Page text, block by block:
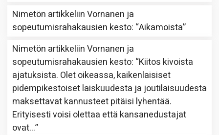
Nimetön artikkeliinVornanen ja
sopeutumisrahakausien kesto: “Aikamoista”
Nimetön artikkeliinVornanen ja
sopeutumisrahakausien kesto: “Kiitos kivoista
ajatuksista. Olet oikeassa, kaikenlaisiset
pidempikestoiset laiskuudesta ja joutilaisuudesta
maksettavat kannusteet pitäisi lyhentää.
Erityisesti voisi olettaa että kansanedustajat
ovat…”